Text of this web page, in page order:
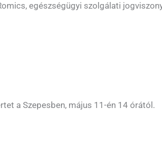
egészségügyi szolgálati
a Szepesben, május 11-én 14 órától.